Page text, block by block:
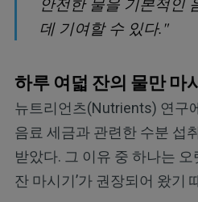
데 기여할 수 있다."
하루 여덟 잔의 물만 마
뉴트리언츠(Nutrients) 연구
음료 세금과 관련한 수분 섭
받았다. 그 이유 중 하나는 오
잔 마시기’가 권장되어 왔기